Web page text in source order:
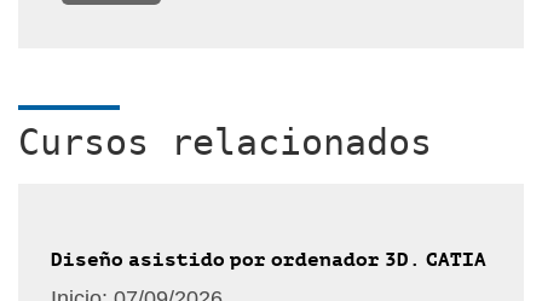
Cursos relacionados
Diseño asistido por ordenador 3D. CATIA